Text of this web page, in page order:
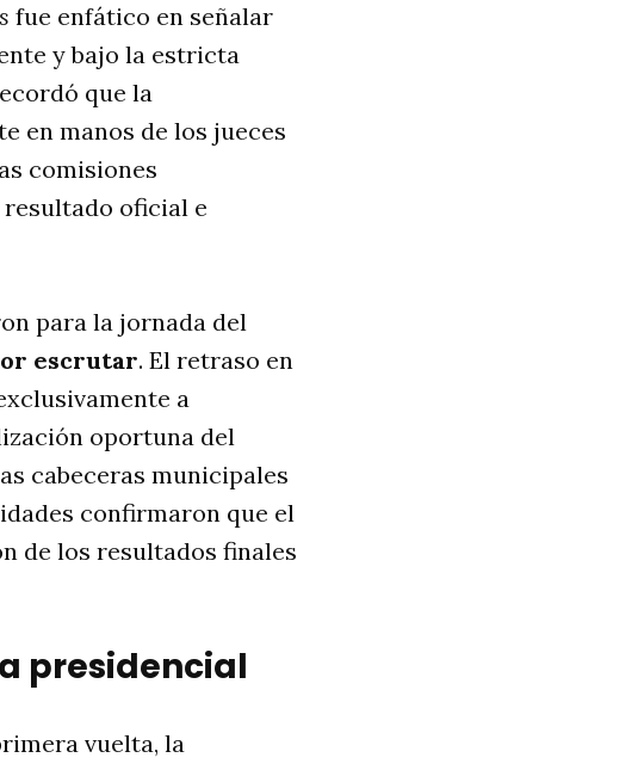
fue enfático en señalar
y bajo la estricta
que la
en manos de los jueces
comisiones
oficial e
para la jornada del
escrutar. El retraso en
a
oportuna del
cabeceras municipales
confirmaron que el
de los resultados finales
presidencial
vuelta, la